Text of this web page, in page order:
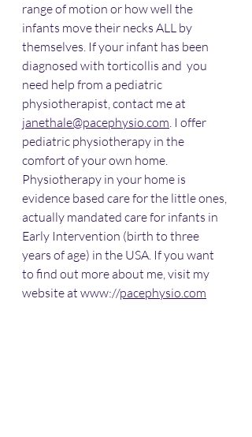
range of motion or how well the
infants move their necks ALL by
themselves. If your infant has been
diagnosed with torticollis and  you
need help from a pediatric
physiotherapist, contact me at
janethale@pacephysio.com. I offer
pediatric physiotherapy in the
comfort of your own home.
Physiotherapy in your home is
evidence based care for the little ones,
actually mandated care for infants in
Early Intervention (birth to three
years of age) in the USA. If you want
to find out more about me, visit my
website at www://pacephysio.com